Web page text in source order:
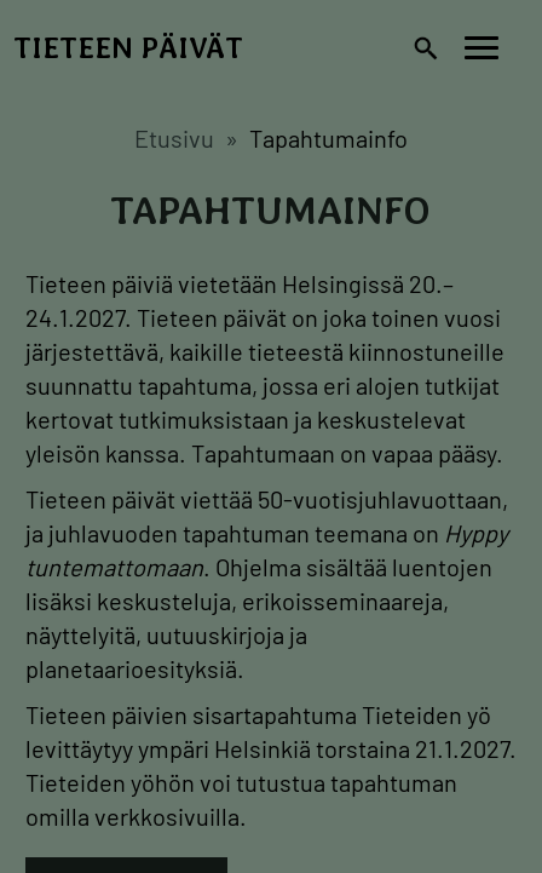
pääsisältöön
TIETEEN PÄIVÄT
Etusivu
Tapahtumainfo
TAPAHTUMAINFO
Tieteen päiviä vietetään Helsingissä 20.–
24.1.2027. Tieteen päivät on joka toinen vuosi
järjestettävä, kaikille tieteestä kiinnostuneille
suunnattu tapahtuma, jossa eri alojen tutkijat
kertovat tutkimuksistaan ja keskustelevat
yleisön kanssa. Tapahtumaan on vapaa pääsy.
Tieteen päivät viettää 50-vuotisjuhlavuottaan,
ja juhlavuoden tapahtuman teemana on Hyppy
tuntemattomaan. Ohjelma sisältää luentojen
lisäksi keskusteluja, erikoisseminaareja,
näyttelyitä, uutuuskirjoja ja
planetaarioesityksiä.
Tieteen päivien sisartapahtuma Tieteiden yö
levittäytyy ympäri Helsinkiä torstaina 21.1.2027.
Tieteiden yöhön voi tutustua tapahtuman
omilla verkkosivuilla.